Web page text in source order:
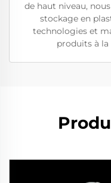
de haut niveau,
stockage en
technologies et
produits à